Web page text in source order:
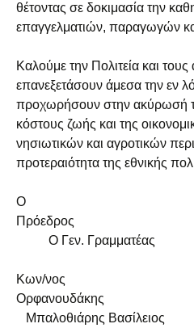
θέτοντας σε δοκιμασία την
επαγγελματιών, παραγωγών
Καλούμε την Πολιτεία και
επανεξετάσουν άμεσα την εν
προχωρήσουν στην ακύρωσή
κόστους ζωής και της
νησιωτικών και αγροτικών
προτεραιότητα της εθνικής
Ο
Ο Γεν. Γραμματέας
Κων/νος
Μπαλοθιάρης Βασίλειος